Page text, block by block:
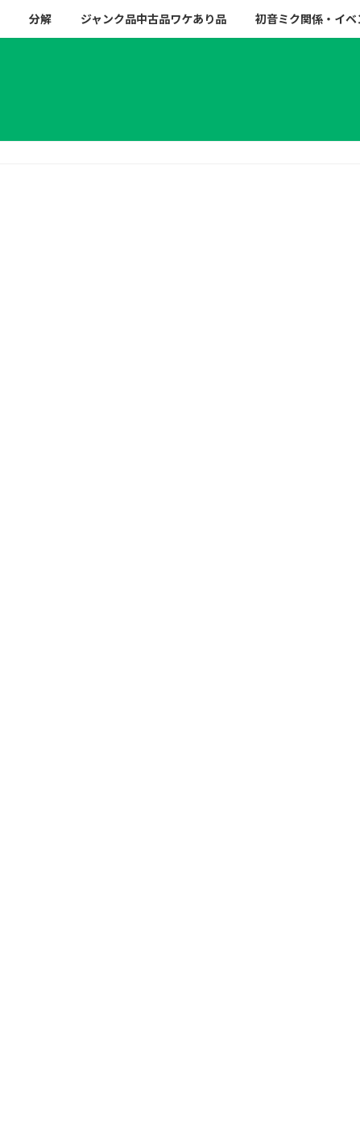
分解 ジャンク品中古品ワケあり品 初音ミク関係・イベ